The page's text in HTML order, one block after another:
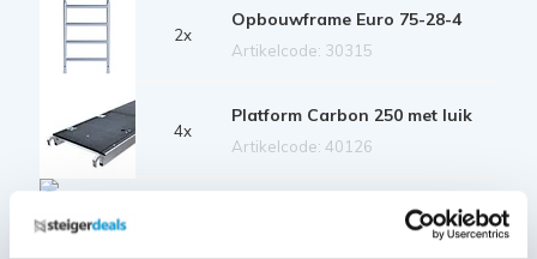
2x
Opbouwframe Euro 75-28-4
Artikelcode: 30315
4x
Platform Carbon 250 met luik
Artikelcode: 40126